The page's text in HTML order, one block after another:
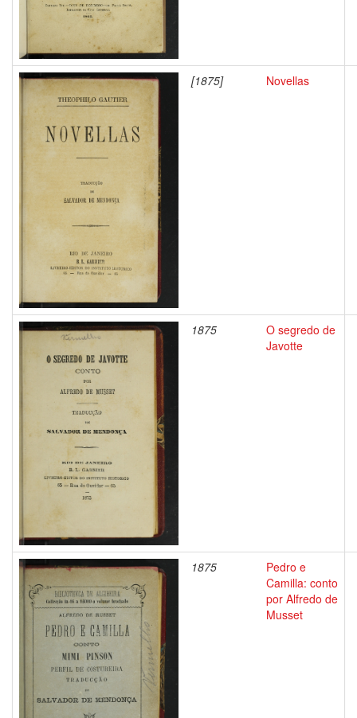
[1875] Novellas
1875
O segredo de
Javotte
1875
Pedro e
Camilla: conto
por Alfredo de
Musset